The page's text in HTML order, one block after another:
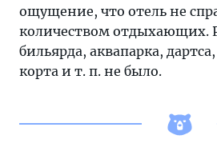
ощущение, что отель не
количеством отдыхающих.
бильярда, аквапарка,
корта и т. п. не было.